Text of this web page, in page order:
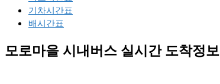
기차시간표
배시간표
모로마을 시내버스 실시간 도착정보